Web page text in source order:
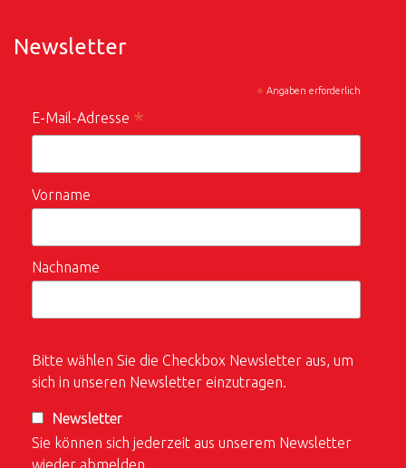
Newsletter
* Angaben erforderlich
E-Mail-Adresse *
Vorname
Nachname
Bitte wählen Sie die Checkbox Newsletter aus, um
sich in unseren Newsletter einzutragen.
Newsletter
Sie können sich jederzeit aus unserem Newsletter
wieder abmelden.